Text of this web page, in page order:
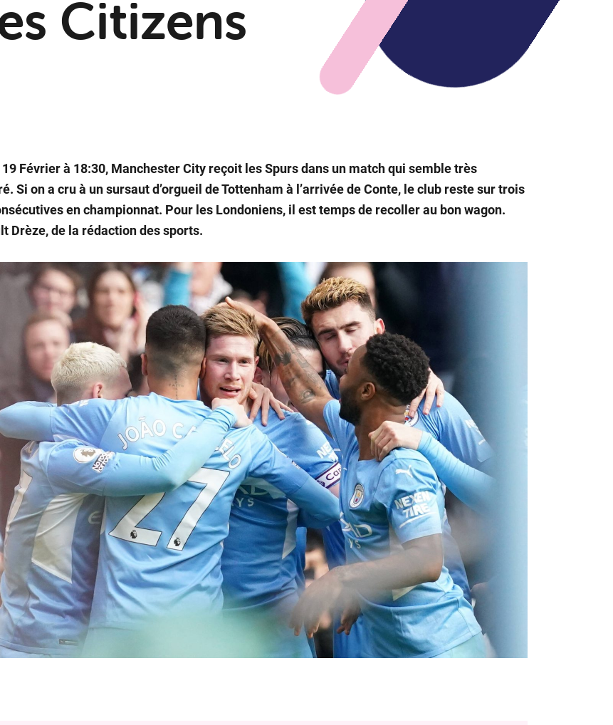
Citizens
Février à 18:30, Manchester City reçoit les Spurs dans un match qui semble très
Si on a cru à un sursaut d’orgueil de Tottenham à l’arrivée de Conte, le club reste sur trois
en championnat. Pour les Londoniens, il est temps de recoller au bon wagon.
Drèze, de la rédaction des sports.